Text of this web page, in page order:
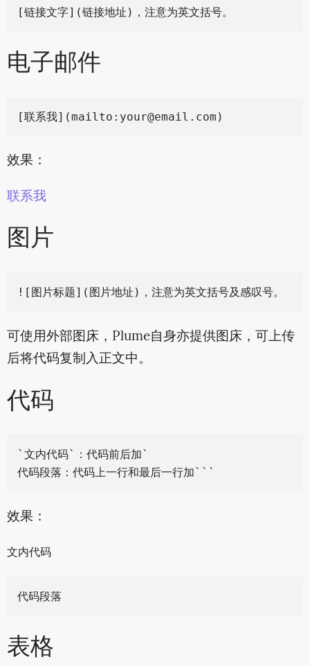
电子邮件
[联系我](mailto: your@email.com
效果：
联系我
图片
可使用外部图床，Plume自身亦提供图床，可上传
后将代码复制入正文中。
代码
`文内代码`：代码前后加`
效果：
文内代码
表格